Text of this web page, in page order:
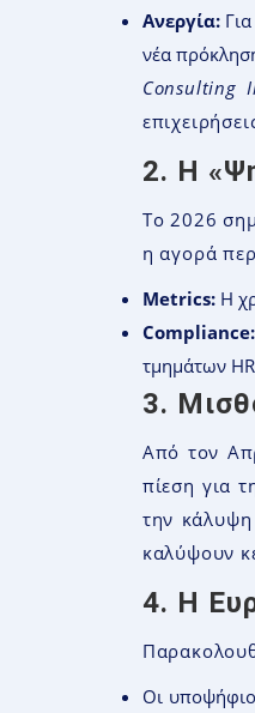
Ανεργία:Για
νέα
Consulting
2. Η
Το 2026
η αγορά
Metrics:Η
Compliance:
τμημάτων
3.
Από τον
πίεση για
την
καλύψουν
4. Η
Οι